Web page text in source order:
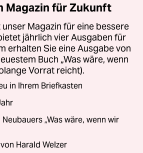
Magazin für Zukunft
unser Magazin für eine bessere
jährlich vier Ausgaben für
erhalten Sie eine Ausgabe von
Buch „Was wäre, wenn
Vorrat reicht).
in Ihrem Briefkasten
„Was wäre, wenn wir
Harald Welzer